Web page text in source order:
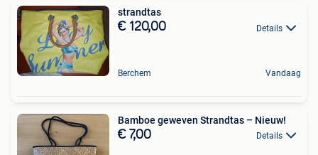
strandtas
€ 120,00 Details
Berchem Vandaag
Bamboe geweven Strandtas – Nieuw!
€ 7,00 Details